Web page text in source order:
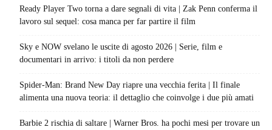
Ready Player Two torna a dare segnali di vita | Zak Penn conferma il
lavoro sul sequel: cosa manca per far partire il film
Sky e NOW svelano le uscite di agosto 2026 | Serie, film e
documentari in arrivo: i titoli da non perdere
Spider-Man: Brand New Day riapre una vecchia ferita | Il finale
alimenta una nuova teoria: il dettaglio che coinvolge i due più amati
Barbie 2 rischia di saltare | Warner Bros. ha pochi mesi per trovare un